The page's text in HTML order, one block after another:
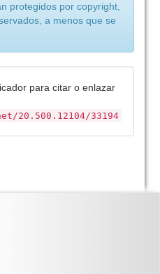
protegidos por copyright,
a menos que se
para citar o enlazar
20.500.12104/33194